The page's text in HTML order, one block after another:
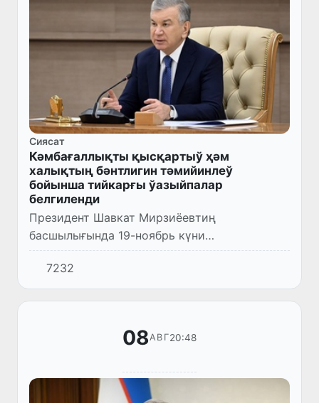
Сиясат
Кәмбағаллықты қысқартыў ҳәм
халықтың бәнтлигин тәмийинлеў
бойынша тийкарғы ўазыйпалар
белгиленди
Президент Шавкат Мирзиёевтиң
басшылығында 19-ноябрь күни
кәмбағаллықты қысқартыў ҳәм халықтың
бәнтлигин тәмийинлеў бағдарындағы
жумыслардың жуўмағы ҳәм келеси жылдағы
тийкарғы ўазы...
7232
08АВГ20:48